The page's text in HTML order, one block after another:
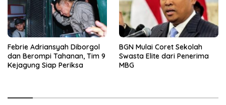
Febrie Adriansyah Diborgol
dan Berompi Tahanan, Tim 9
Kejagung Siap Periksa
BGN Mulai Coret Sekolah
Swasta Elite dari Penerima
MBG